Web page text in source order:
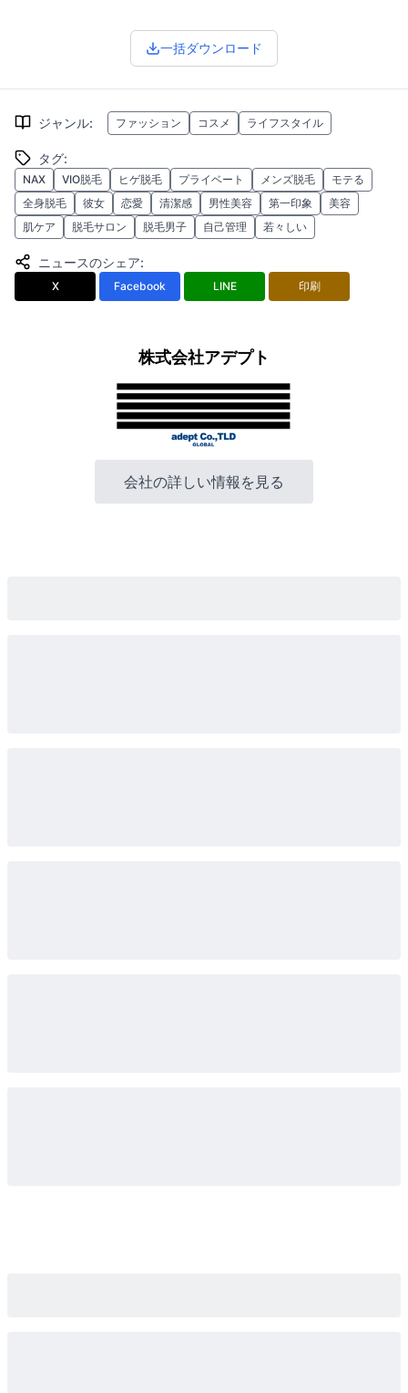
一括ダウンロード
ジャンル: ファッション コスメ ライフスタイル
タグ:
NAX VIO脱毛 ヒゲ脱毛 プライベート メンズ脱毛
モテる
全身脱毛
彼女 恋愛 清潔感 男性美容 第一印象
美容
肌ケア
脱毛サロン 脱毛男子 自己管理 若々しい
ニュースのシェア:
X Facebook LINE 印刷
株式会社アデプト
会社の詳しい情報を見る